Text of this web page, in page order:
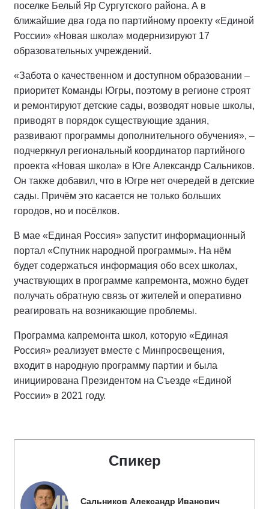
поселке Белый Яр Сургутского района. А в
ближайшие два года по партийному проекту «Единой
России» «Новая школа» модернизируют 17
образовательных учреждений.
«Забота о качественном и доступном образовании –
приоритет Команды Югры, поэтому в регионе строят
и ремонтируют детские сады, возводят новые школы,
приводят в порядок существующие здания,
развивают программы дополнительного обучения», –
подчеркнул региональный координатор партийного
проекта «Новая школа» в Юге Александр Сальников.
Он также добавил, что в Югре нет очередей в детские
сады. Причём это касается не только больших
городов, но и посёлков.
В мае «Единая Россия» запустит информационный
портал «Спутник народной программы». На нём
будет содержаться информация обо всех школах,
участвующих в программе капремонта, можно будет
получать обратную связь от жителей и оперативно
реагировать на возникающие проблемы.
Программа капремонта школ, которую «Единая
Россия» реализует вместе с Минпросвещения,
входит в народную программу партии и была
инициирована Президентом на Съезде «Единой
России» в 2021 году.
Спикер
Сальников Александр Иванович